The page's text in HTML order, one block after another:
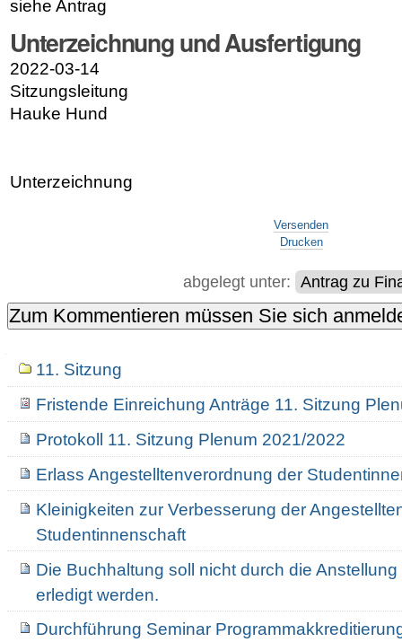
siehe Antrag
Unterzeichnung und Ausfertigung
2022-03-14
Sitzungsleitung
Hauke Hund
Unterzeichnung
Versenden
Drucken
abgelegt unter: Antrag zu
Navigation11. Sitzung
Fristende Einreichung Anträge 11. Sitzung
Protokoll 11. Sitzung Plenum 2021/2022
Erlass Angestelltenverordnung der
Kleinigkeiten zur Verbesserung der
Studentinnenschaft
Die Buchhaltung soll nicht durch die
erledigt werden.
Durchführung Seminar